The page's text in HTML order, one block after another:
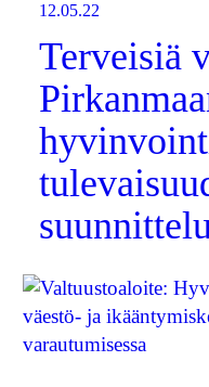
12.05.22
Terveisiä